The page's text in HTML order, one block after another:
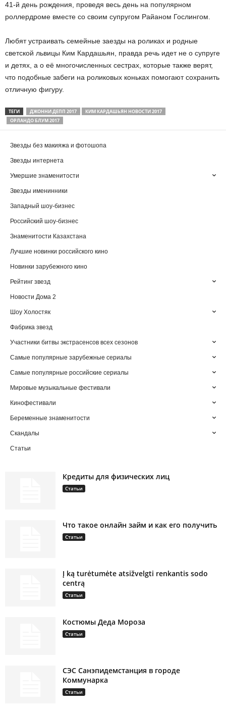
41-й день рождения, проведя весь день на популярном
роллердроме вместе со своим супругом Райаном Гослингом.
Любят устраивать семейные заезды на роликах и родные
светской львицы Ким Кардашьян, правда речь идет не о супруге
и детях, а о её многочисленных сестрах, которые также верят,
что подобные забеги на роликовых коньках помогают сохранить
отличную фигуру.
ТЕГИ ДЖОННИ ДЕПП 2017
КИМ КАРДАШЬЯН НОВОСТИ 2017
ОРЛАНДО БЛУМ 2017
Звезды без макияжа и фотошопа
Звезды интернета
Умершие знаменитости
Звезды именинники
Западный шоу-бизнес
Российский шоу-бизнес
Знаменитости Казахстана
Лучшие новинки российского кино
Новинки зарубежного кино
Рейтинг звезд
Новости Дома 2
Шоу Холостяк
Фабрика звезд
Участники битвы экстрасенсов всех сезонов
Самые популярные зарубежные сериалы
Самые популярные российские сериалы
Мировые музыкальные фестивали
Кинофестивали
Беременные знаменитости
Скандалы
Статьи
Кредиты для физических лиц
Статьи
Что такое онлайн займ и как его получить
Статьи
Į ką turėtumėte atsižvelgti renkantis sodo
centrą
Статьи
Костюмы Деда Мороза
Статьи
СЭС Санэпидемстанция в городе
Коммунарка
Статьи